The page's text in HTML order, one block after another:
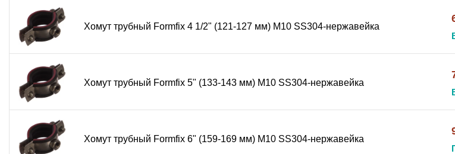
Хомут трубный Formfix 4 1/2" (121-127 мм) М10 SS304-нержавейка
Хомут трубный Formfix 5" (133-143 мм) М10 SS304-нержавейка
Хомут трубный Formfix 6" (159-169 мм) М10 SS304-нержавейка